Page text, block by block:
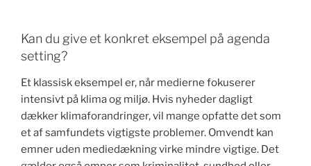
Kan du give et konkret eksempel på agenda
setting?
Et klassisk eksempel er, når medierne fokuserer
intensivt på klima og miljø. Hvis nyheder dagligt
dækker klimaforandringer, vil mange opfatte det som
et af samfundets vigtigste problemer. Omvendt kan
emner uden mediedækning virke mindre vigtige. Det